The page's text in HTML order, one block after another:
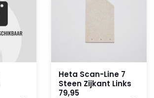
Heta Scan-Line 7
Steen Zijkant Links
79,95